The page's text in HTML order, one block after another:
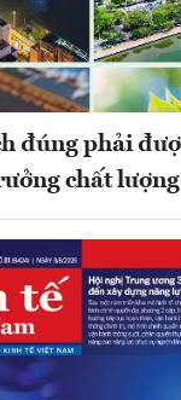
đúng phải
chất lượng